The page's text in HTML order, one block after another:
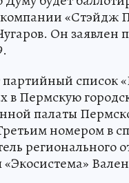
«Стэйдж
Он заявлен
партийный список
в Пермскую
палаты
номером в
регионального